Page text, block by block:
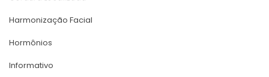
Harmonização Facial
Hormônio
Informativo